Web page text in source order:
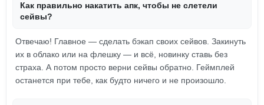
Как правильно накатить апк, чтобы не слетели
сейвы?
Отвечаю! Главное — сделать бэкап своих сейвов. Закинуть
их в облако или на флешку — и всё, новинку ставь без
страха. А потом просто верни сейвы обратно. Геймплей
останется при тебе, как будто ничего и не произошло.